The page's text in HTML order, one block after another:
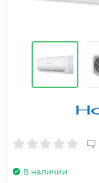
В наличии